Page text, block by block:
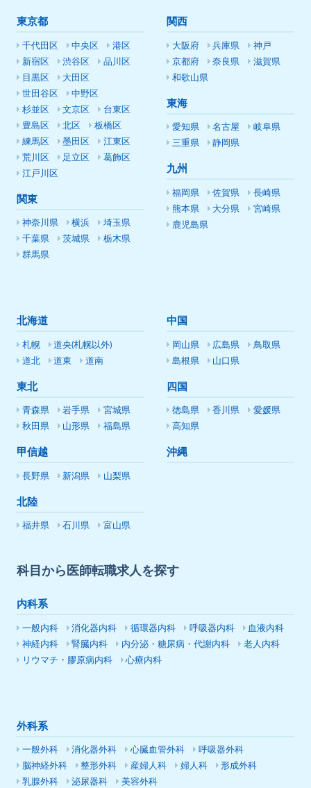
東京都
千代田区 中央区
港区
新宿区
渋谷区
品川区
目黒区
大田区
世田谷区
中野区
杉並区
文京区
台東区
豊島区
北区
板橋区
練馬区
墨田区
江東区
荒川区
足立区
葛飾区
江戸川区
関東
神奈川県 横浜
埼玉県
千葉県
茨城県
栃木県
群馬県
関西
大阪府 兵庫県
神戸
京都府
奈良県
滋賀県
和歌山県
東海
愛知県 名古屋
岐阜県
三重県
静岡県
九州
福岡県 佐賀県
長崎県
熊本県
大分県
宮崎県
鹿児島県
北海道
札幌
道央(札幌以外)
道北
道東 道南
東北
青森県 岩手県
宮城県
秋田県
山形県 福島県
甲信越
長野県 新潟県 山梨県
北陸
福井県 石川県 富山県
中国
岡山県 広島県
鳥取県
島根県
山口県
四国
徳島県 香川県
愛媛県
高知県
沖縄
科目から医師転職求人を探す
内科系
一般内科 消化器内科 循環器内科 呼吸器内科
血液内科
神経内科
腎臓内科 内分泌・糖尿病・代謝内科
老人内科
リウマチ・膠原病内科
心療内科
外科系
一般外科 消化器外科 心臓血管外科
呼吸器外科
脳神経外科
整形外科 産婦人科 婦人科
形成外科
乳腺外科
泌尿器科 美容外科